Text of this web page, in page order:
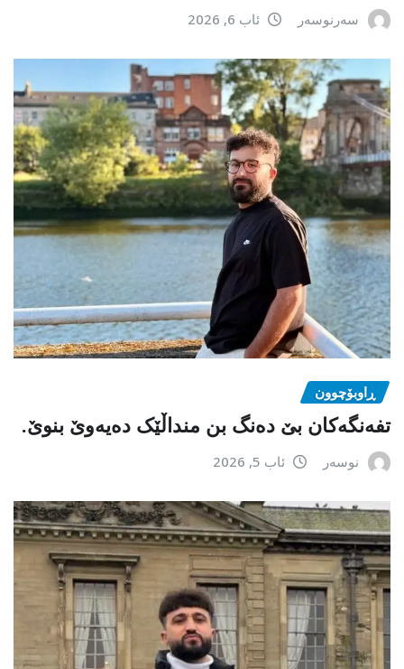
سەرنوسەر ئاب 6, 2026
ڕاوبۆچوون
تفەنگەکان بێ دەنگ بن منداڵێک دەیەوێ بنوێ.
نوسەر ئاب 5, 2026